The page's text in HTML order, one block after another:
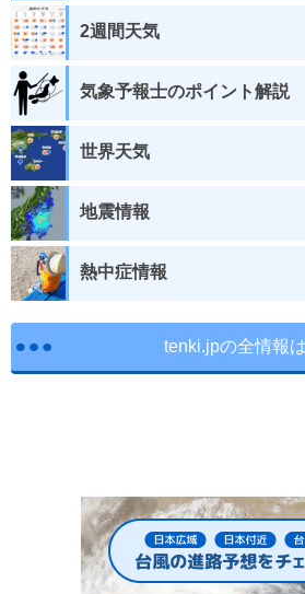
2週間天気
気象予報士のポイント解説
世界天気
地震情報
熱中症情報
tenki.jpの全情報